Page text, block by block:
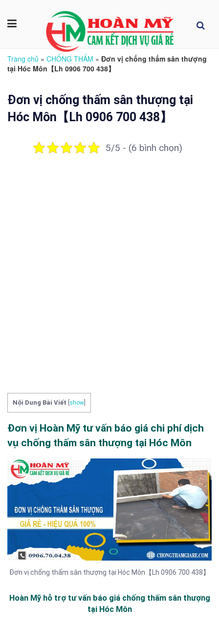
Trang chủ » CHỐNG THẤM » Đơn vị chống thấm sân thượng
tại Hóc Môn【Lh 0906 700 438】
Đơn vị chống thấm sân thượng tại
Hóc Môn【Lh 0906 700 438】
5/5 - (6 bình chọn)
Nội Dung Bài Viết show
Đơn vị Hoàn Mỹ tư vấn báo giá chi phí dịch
vụ chống thấm sân thượng tại Hóc Môn
Đơn vị chống thấm sân thượng tại Hóc Môn【Lh 0906 700 438】
Hoàn Mỹ hỗ trợ tư vấn báo giá chống thấm sân thượng
tại Hóc Môn